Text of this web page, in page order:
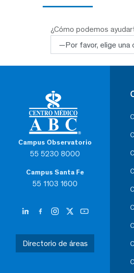
¿Cómo podemos
Campus Observatorio
55 5230 8000
Campus Santa Fe
55 1103 1600
Directorio de áreas